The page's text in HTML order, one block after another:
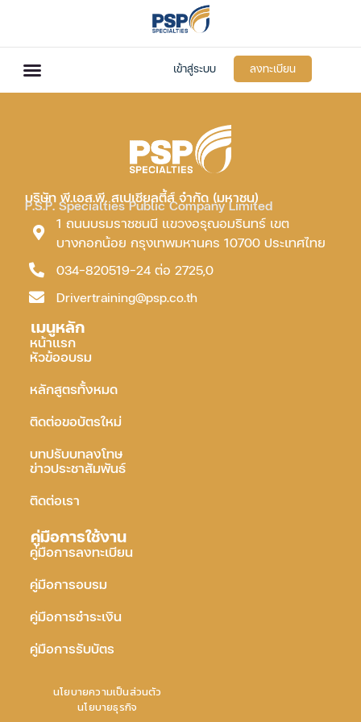
เข้าสู่ระบบ ลงทะเบียน
บริษัท พี.เอส.พี. สเปเชียลตี้ส์ จำกัด (มหาชน)
P.S.P. Specialties Public Company Limited
1 ถนนบรมราชชนนี แขวงอรุณอมรินทร์ เขต
บางกอกน้อย กรุงเทพมหานคร 10700 ประเทศไทย
034-820519-24 ต่อ 2725,0
Drivertraining@psp.co.th
เมนูหลัก
หน้าแรก
หัวข้ออบรม
หลักสูตรทั้งหมด
ติดต่อขอบัตรใหม่
บทปรับบทลงโทษ
ข่าวประชาสัมพันธ์
ติดต่อเรา
คู่มือการใช้งาน
คู่มือการลงทะเบียน
คู่มือการอบรม
คู่มือการชำระเงิน
คู่มือการรับบัตร
นโยบายความเป็นส่วนตัว
นโยบายธุรกิจ